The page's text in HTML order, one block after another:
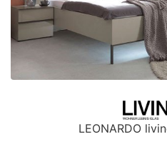
LEONARDO